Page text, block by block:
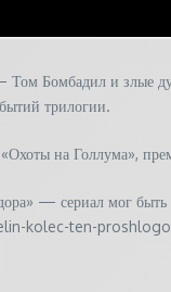
Бомбадил и злые
трилогии.
на Голлума»,
— сериал мог
kolec-ten-